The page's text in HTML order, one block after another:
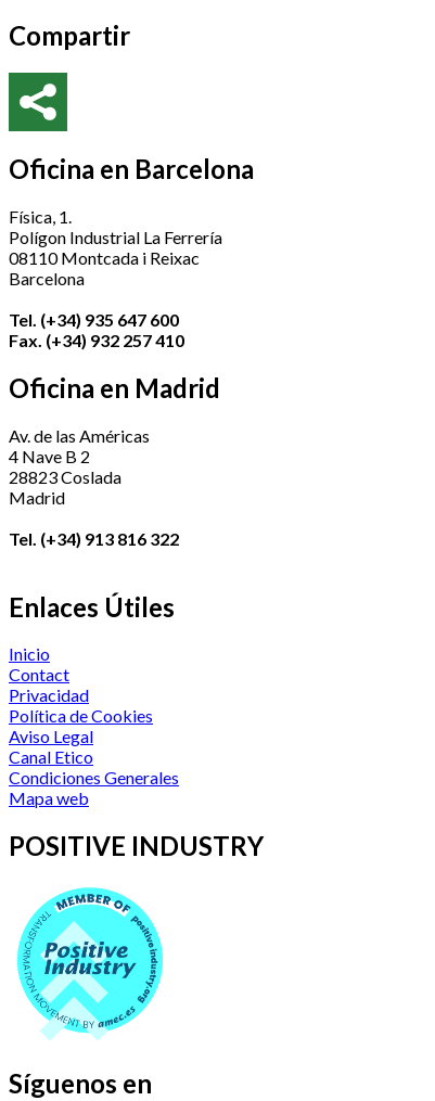
Compartir
Oficina en Barcelona
Física, 1.
Polígon Industrial La Ferrería
08110 Montcada i Reixac
Barcelona
Tel. (+34) 935 647 600
Fax. (+34) 932 257 410
Oficina en Madrid
Av. de las Américas
4 Nave B 2
28823 Coslada
Madrid
Tel. (+34) 913 816 322
Enlaces Útiles
Inicio
Contact
Privacidad
Política de Cookies
Aviso Legal
Canal Etico
Condiciones Generales
Mapa web
POSITIVE INDUSTRY
Síguenos en